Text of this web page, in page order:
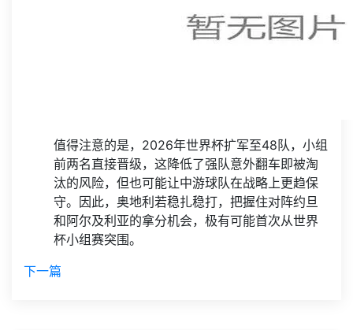
值得注意的是，2026年世界杯扩军至48队，小组
前两名直接晋级，这降低了强队意外翻车即被淘
汰的风险，但也可能让中游球队在战略上更趋保
守。因此，奥地利若稳扎稳打，把握住对阵约旦
和阿尔及利亚的拿分机会，极有可能首次从世界
杯小组赛突围。
下一篇